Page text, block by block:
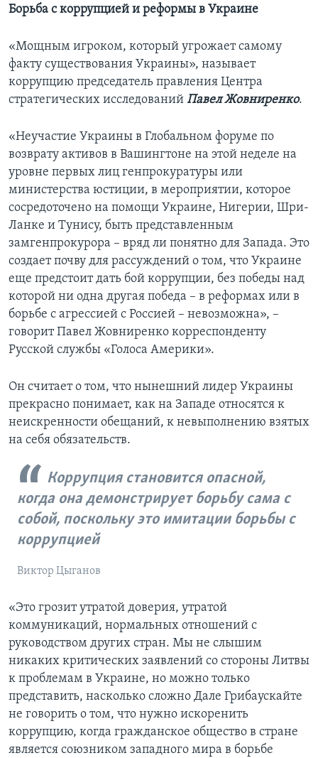
Борьба с коррупцией и реформы в Украине
«Мощным игроком, который угрожает самому
факту существования Украины», называет
коррупцию председатель правления Центра
стратегических исследований Павел Жовниренко.
«Неучастие Украины в Глобальном форуме по
возврату активов в Вашингтоне на этой неделе на
уровне первых лиц генпрокуратуры или
министерства юстиции, в мероприятии, которое
сосредоточено на помощи Украине, Нигерии, Шри-
Ланке и Тунису, быть представленным
замгенпрокурора – вряд ли понятно для Запада. Это
создает почву для рассуждений о том, что Украине
еще предстоит дать бой коррупции, без победы над
которой ни одна другая победа – в реформах или в
борьбе с агрессией с Россией – невозможна», –
говорит Павел Жовниренко корреспонденту
Русской службы «Голоса Америки».
Он считает о том, что нынешний лидер Украины
прекрасно понимает, как на Западе относятся к
неискренности обещаний, к невыполнению взятых
на себя обязательств.
Коррупция становится опасной,
когда она демонстрирует борьбу сама с
собой, поскольку это имитации борьбы с
коррупцией
Виктор Цыганов
«Это грозит утратой доверия, утратой
коммуникаций, нормальных отношений с
руководством других стран. Мы не слышим
никаких критических заявлений со стороны Литвы
к проблемам в Украине, но можно только
представить, насколько сложно Дале Грибаускайте
не говорить о том, что нужно искоренить
коррупцию, когда гражданское общество в стране
является союзником западного мира в борьбе